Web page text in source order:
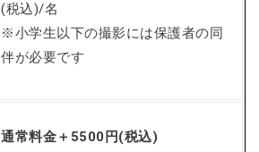
(税込)/名
※小学生以下の撮影には保護者の同
伴が必要です
通常料金＋5500円(税込)